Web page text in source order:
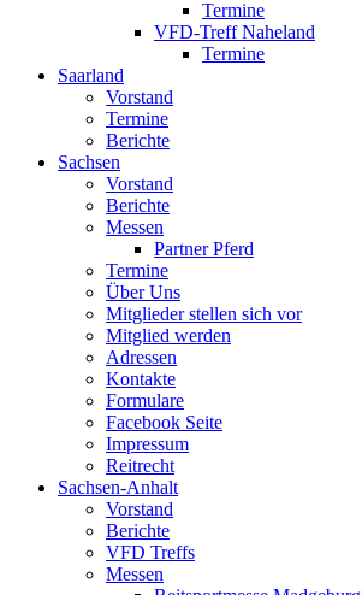
Termine
VFD-Treff Naheland
Termine
Saarland
Vorstand
Termine
Berichte
Sachsen
Vorstand
Berichte
Messen
Partner Pferd
Termine
Über Uns
Mitglieder stellen sich vor
Mitglied werden
Adressen
Kontakte
Formulare
Facebook Seite
Impressum
Reitrecht
Sachsen-Anhalt
Vorstand
Berichte
VFD Treffs
Messen